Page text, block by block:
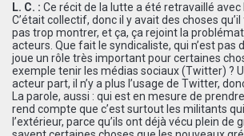
L. C. : Ce récit de la lutte a été retravaillé avec
C’était collectif, donc il y avait des choses
pas trop montrer, et ça, ça rejoint la
acteurs. Que fait le syndicaliste, qui n’est pas
joue un rôle très important pour certaines
exemple tenir les médias sociaux (Twitter) ?
acteur part, il n’y a plus l’usage de Twitter,
La parole, aussi : qui est en mesure de
rend compte que c’est surtout les militants
l’extérieur, parce qu’ils ont déjà vécu plein de